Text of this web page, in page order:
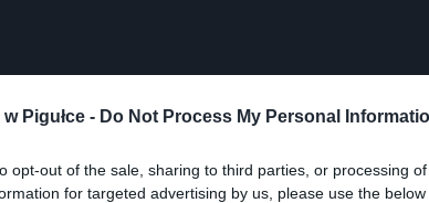
Pigułce - Do Not Process My Personal
opt-out of the sale, sharing to third parties, or processing
for targeted advertising by us, please use the